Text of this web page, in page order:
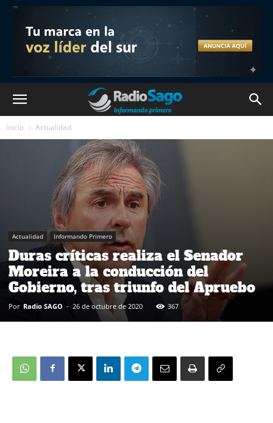
Inicio Actualidad
Actualidad Informando Primero
Duras críticas realiza el Senador
Moreira a la conducción del
Gobierno, tras triunfo del Apruebo
Por Radio SAGO - 26 de octubre de 2020 367